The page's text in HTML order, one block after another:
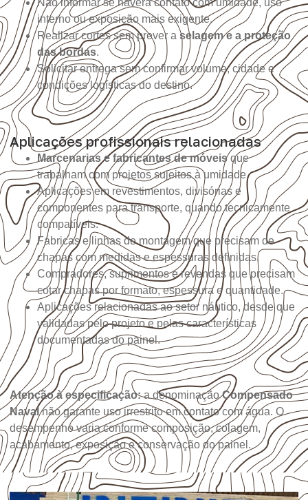
Não informar se haverá contato com umidade, uso
interno ou exposição mais exigente.
Realizar cortes sem prever a selagem e a proteção
das bordas.
Solicitar entrega sem confirmar volume, cidade e
condições logísticas do destino.
Aplicações profissionais relacionadas
Marcenarias e fabricantes de móveisque
trabalham com projetos sujeitos à umidade.
Aplicações em revestimentos, divisórias e
componentes para transporte, quando tecnicamente
compatíveis.
Fábricas e linhas de montagem que precisam de
chapas com medidas e espessuras definidas.
Compradores, suprimentos e revendas que precisam
cotar chapas por formato, espessura e quantidade.
Aplicações relacionadas ao setor náutico, desde que
validadas pelo projeto e pelas características
documentadas do painel.
Atenção à especificação:a denominaçãoCompensado
Navalnão garante uso irrestrito em contato com água. O
desempenho varia conforme composição, colagem,
acabamento, exposição e conservação do painel.